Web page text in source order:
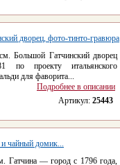
дворец, фото-тинто-гравюра
Большой Гатчинский дворец
по проекту итальянского
для фаворита...
Подробнее в описании
Артикул: 25443
и чайный домик...
Гатчина — город с 1796 года,